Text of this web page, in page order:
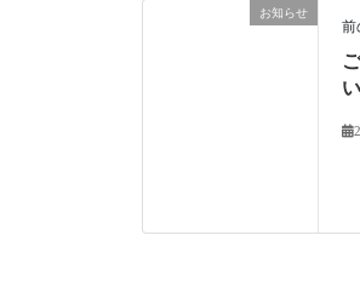
お知らせ
前